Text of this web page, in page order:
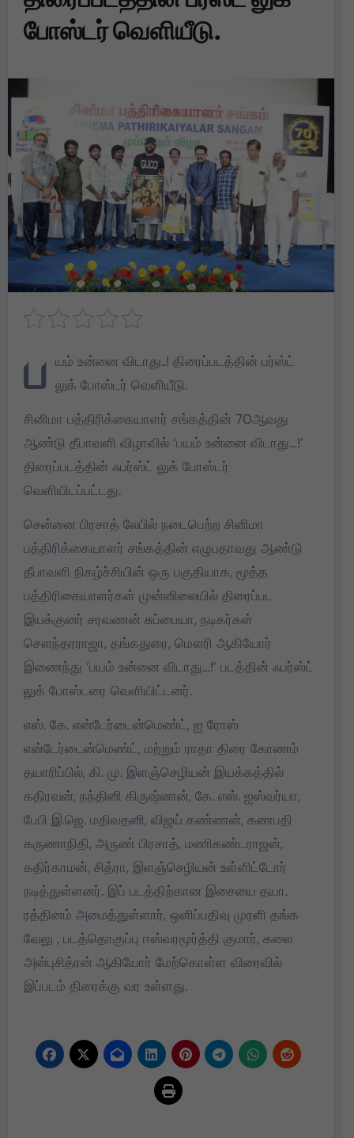
போஸ்டர் வெளியீடு.
ப யம் உன்னை விடாது..! திரைப்படத்தின் பர்ஸ்ட்
லுக் போஸ்டர் வெளியீடு.
சினிமா பத்திரிக்கையாளர் சங்கத்தின் 70ஆவது
ஆண்டு தீபாவளி விழாவில் ‘பயம் உன்னை விடாது…!’
திரைப்படத்தின் ஃபர்ஸ்ட் லுக் போஸ்டர்
வெளியிடப்பட்டது.
சென்னை பிரசாத் லேபில் நடைபெற்ற சினிமா
பத்திரிக்கையாளர் சங்கத்தின் எழுபதாவது ஆண்டு
தீபாவளி நிகழ்ச்சியின் ஒரு பகுதியாக, மூத்த
பத்திரிகையாளர்கள் முன்னிலையில் திரைப்பட
இயக்குனர் சரவணன் சுப்பையா, நடிகர்கள்
சௌந்தரராஜா, தங்கதுரை, மௌரி ஆகியோர்
இணைந்து ‘பயம் உன்னை விடாது…!’ படத்தின் ஃபர்ஸ்ட்
லுக் போஸ்டரை வெளியிட்டனர்.
எஸ். கே. என்டேர்டைன்மெண்ட், ஐ ரோஸ்
என்டேர்டைன்மெண்ட், மற்றும் ராதா திரை கோணம்
தயாரிப்பில், கி. மு. இளஞ்செழியன் இயக்கத்தில்
கதிரவன், நந்தினி கிருஷ்ணன், கே. எஸ். ஐஸ்வர்யா,
பேபி இ.ஜெ. மதிவதனி, விஜய் கண்ணன், கணபதி
கருணாநிதி, அருண் பிரசாத், மணிகண்டராஜன்,
கதிர்காமன், சித்ரா, இளஞ்செழியன் உள்ளிட்டோர்
நடித்துள்ளனர். இப் படத்திற்கான இசையை தயா.
ரத்தினம் அமைத்துள்ளார், ஒளிப்பதிவு முரளி தங்க
வேலு , படத்தொகுப்பு ஈஸ்வரமூர்த்தி குமார், கலை
அன்புசித்ரன் ஆகியோர் மேற்கொள்ள விரைவில்
இப்படம் திரைக்கு வர உள்ளது.